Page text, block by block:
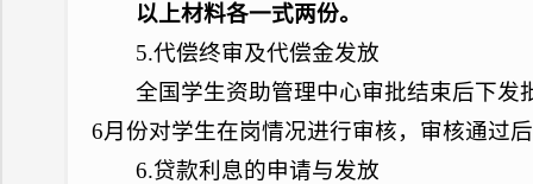
以上材料各一式两份。
5.代偿终审及代偿金发放
全国学生资助管理中心审批结束后下
6月份对学生在岗情况进行审核，审核通过
6.贷款利息的申请与发放